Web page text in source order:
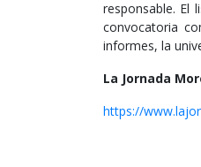
responsable. El
convocatoria
informes, la
La Jornada
https://